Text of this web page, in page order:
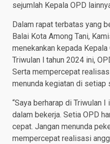
sejumlah Kepala OPD
Dalam rapat terbatas yang
Balai Kota Among Tani,
menekankan kepada
Triwulan l tahun 2024 ini,
Serta mempercepat
menunda kegiatan di setiap
“Saya berharap di Triwulan
dalam bekerja. Setia OPD
cepat. Jangan menunda
mempercepat realisasi